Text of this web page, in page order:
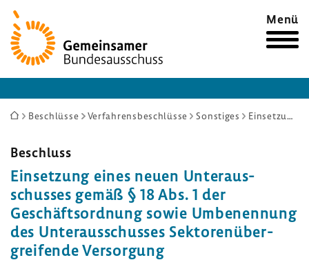
Zur
Startseite
Menü
Sie
hier:
Beschlüsse Verfahrensbeschlüsse Sonstiges Einsetzung eines neuen Unterausschusses gemäß § 18 Abs. 1 der Geschäftsordnung sowie Umbenennung des Unterausschusses Sektorenübergreifende Versorgung
Beschluss
Einset­zung eines neuen Unter­aus­
schusses gemäß § 18 Abs. 1 der
Geschäfts­ord­nung sowie Umbe­nen­nung
des Unter­aus­schusses Sekto­ren­über­
grei­fende Versor­gung